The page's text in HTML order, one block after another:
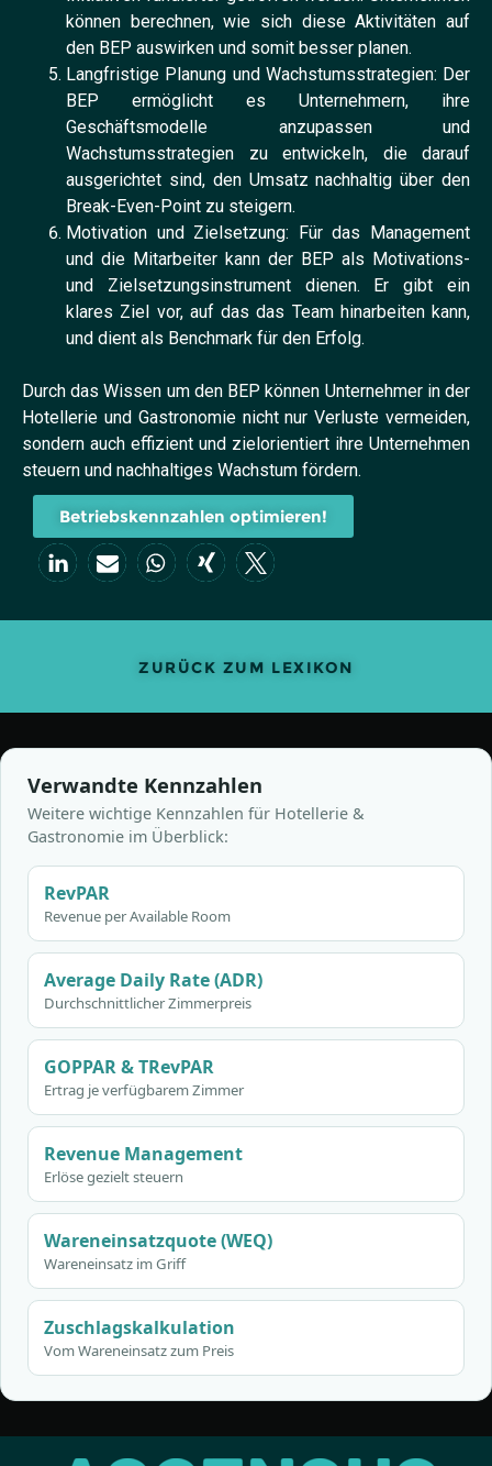
können berechnen, wie sich diese Aktivitäten auf
den BEP auswirken und somit besser planen.
Langfristige Planung und Wachstumsstrategien: Der
BEP ermöglicht es Unternehmern, ihre
Geschäftsmodelle anzupassen und
Wachstumsstrategien zu entwickeln, die darauf
ausgerichtet sind, den Umsatz nachhaltig über den
Break-Even-Point zu steigern.
Motivation und Zielsetzung: Für das Management
und die Mitarbeiter kann der BEP als Motivations-
und Zielsetzungsinstrument dienen. Er gibt ein
klares Ziel vor, auf das das Team hinarbeiten kann,
und dient als Benchmark für den Erfolg.
Durch das Wissen um den BEP können Unternehmer in der
Hotellerie und Gastronomie nicht nur Verluste vermeiden,
sondern auch effizient und zielorientiert ihre Unternehmen
steuern und nachhaltiges Wachstum fördern.
Betriebskennzahlen optimieren!
ZURÜCK ZUM LEXIKON
Verwandte Kennzahlen
Weitere wichtige Kennzahlen für Hotellerie &
Gastronomie im Überblick:
RevPAR
Revenue per Available Room
Average Daily Rate (ADR)
Durchschnittlicher Zimmerpreis
GOPPAR & TRevPAR
Ertrag je verfügbarem Zimmer
Revenue Management
Erlöse gezielt steuern
Wareneinsatzquote (WEQ)
Wareneinsatz im Griff
Zuschlagskalkulation
Vom Wareneinsatz zum Preis